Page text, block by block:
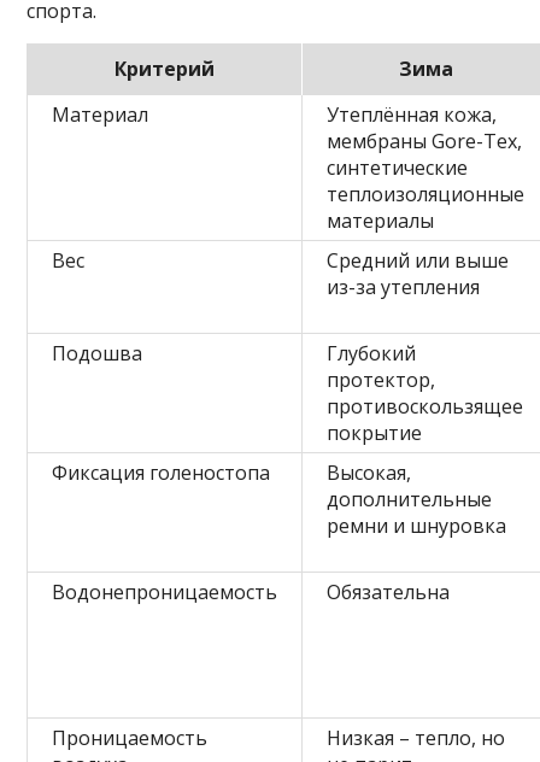
спорта.
Критерий
Зима
Материал
Утеплённая кожа,
мембраны Gore-Tex,
синтетические
теплоизоляционные
материалы
Вес
Средний или выше
из-за утепления
Подошва
Глубокий
протектор,
противоскользящее
покрытие
Фиксация голеностопа
Высокая,
дополнительные
ремни и шнуровка
Водонепроницаемость Обязательна
Проницаемость
Низкая – тепло, но